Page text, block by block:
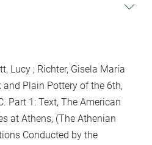
Lucy ; Richter, Gisela Maria
and Plain Pottery of the 6th,
Part 1: Text, The American
at Athens, (The Athenian
Conducted by the